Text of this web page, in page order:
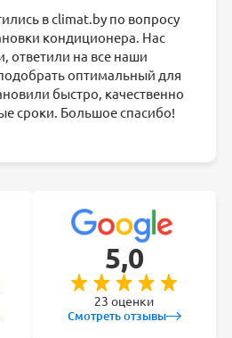
в climat.by по вопросу
кондиционера. Нас
ответили на все наши
оптимальный для
быстро, качественно
сроки. Большое спасибо!
5,0
23 оценки
Смотреть отзывы